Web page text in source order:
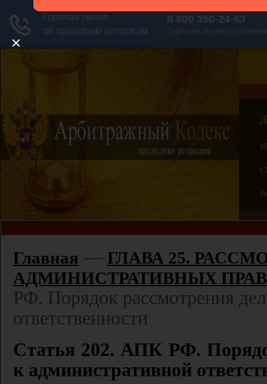
Главная — ГЛАВА 25.
АДМИНИСТРАТИВНЫХ
РФ. Порядок рассмотрения
ответственности
Статья 202. АПК РФ.
к административной